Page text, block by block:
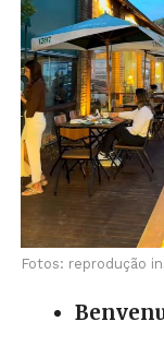
Fotos: reprodução